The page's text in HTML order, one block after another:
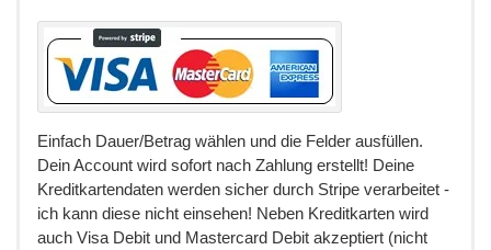
Einfach Dauer/Betrag wählen und die Felder ausfüllen.
Dein Account wird sofort nach Zahlung erstellt! Deine
Kreditkartendaten werden sicher durch Stripe verarbeitet -
ich kann diese nicht einsehen! Neben Kreditkarten wird
auch Visa Debit und Mastercard Debit akzeptiert (nicht